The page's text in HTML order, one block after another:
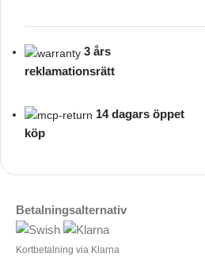
3 års
reklamationsrätt
14 dagars öppet
köp
Betalningsalternativ
Kortbetalning via Klarna